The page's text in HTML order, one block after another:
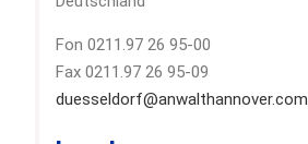
Fon 0211.97 26 95-00
Fax 0211.97 26 95-09
duesseldorf@anwalthannover.com